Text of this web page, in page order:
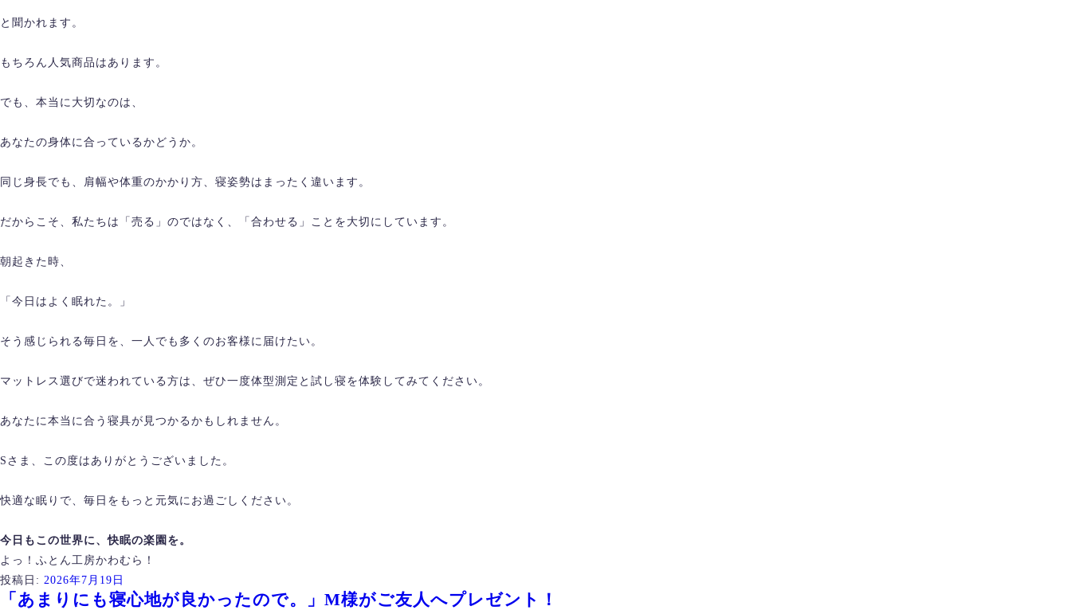
と聞かれます。
もちろん人気商品はあります。
でも、本当に大切なのは、
あなたの身体に合っているかどうか。
同じ身長でも、肩幅や体重のかかり方、寝姿勢はまったく違います。
だからこそ、私たちは「売る」のではなく、「合わせる」ことを大切にしています。
朝起きた時、
「今日はよく眠れた。」
そう感じられる毎日を、一人でも多くのお客様に届けたい。
マットレス選びで迷われている方は、ぜひ一度体型測定と試し寝を体験してみてください。
あなたに本当に合う寝具が見つかるかもしれません。
Sさま、この度はありがとうございました。
快適な眠りで、毎日をもっと元気にお過ごしください。
今日もこの世界に、快眠の楽園を。
よっ！ふとん工房かわむら！
投稿日: 2026年7月19日
「あまりにも寝心地が良かったので。」M様がご友人へプレゼント！